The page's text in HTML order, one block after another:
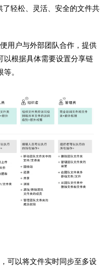
轻松、灵活、安全的文件共
用户与外部团队合作，提供
以根据具体需要设置分享链
。
可以将文件实时同步至多设